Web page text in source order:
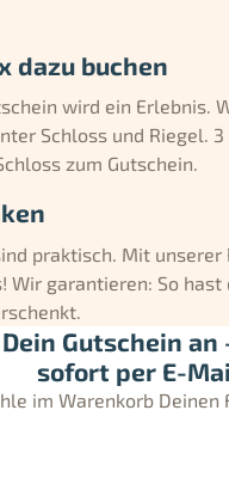
dazu buchen
wird ein Erlebnis.
Schloss und Riegel. 3
zum Gutschein.
praktisch. Mit
Wir garantieren: So hast
Gutschein an
sofort per E-
im Warenkorb Deinen